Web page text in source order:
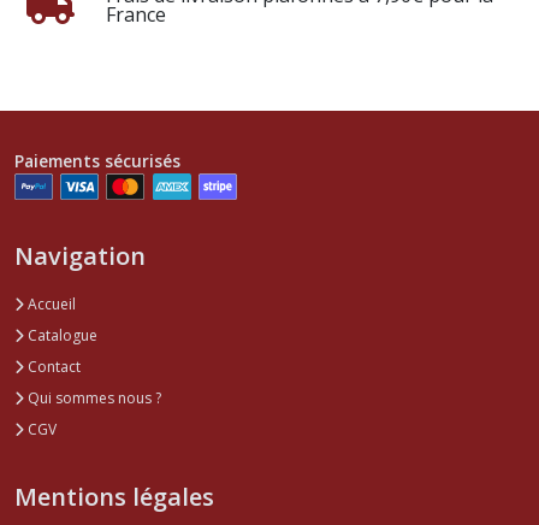
France
Paiements sécurisés
Navigation
Accueil
Catalogue
Contact
Qui sommes nous ?
CGV
Mentions légales